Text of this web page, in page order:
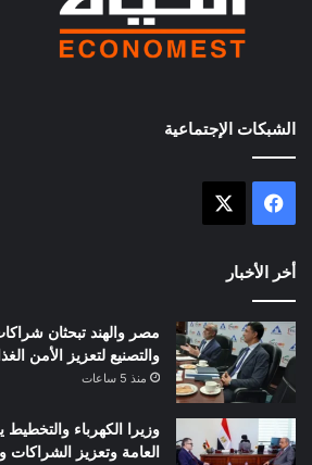
الشبكات الإجتماعية
فيسبوك
أخر الأخبار
مصر والهند تبحثان
والتصنيع لتعزيز الأمن
منذ 5 ساعات
وزيرا الكهرباء
العامة وتعزيز الشراكات